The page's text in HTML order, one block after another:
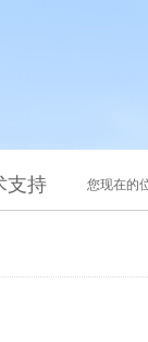
支持 您现在的